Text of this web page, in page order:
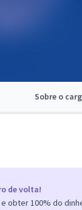
Sobre o
de volta!
obter 100% do